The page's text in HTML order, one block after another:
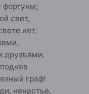
фортуны;
свет,
нет.
друзьями.
граф!
ненастье,